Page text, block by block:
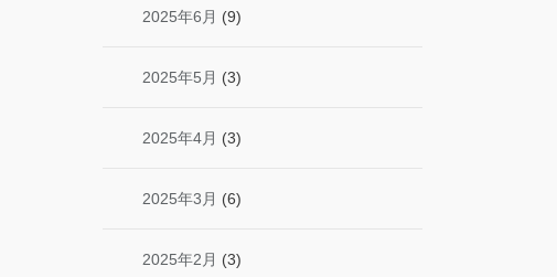
2025年6月 (9)
2025年5月 (3)
2025年4月 (3)
2025年3月 (6)
2025年2月 (3)